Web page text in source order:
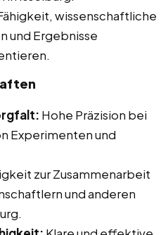
wissenschaftliche
und Ergebnisse
Hohe Präzision bei
Experimenten und
zur Zusammenarbeit
und anderen